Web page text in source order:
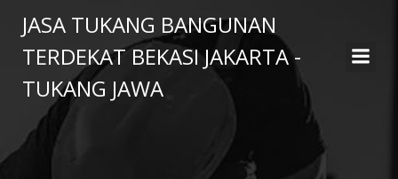
to
content
JASA TUKANG BANGUNAN
TERDEKAT BEKASI JAKARTA -
TUKANG JAWA